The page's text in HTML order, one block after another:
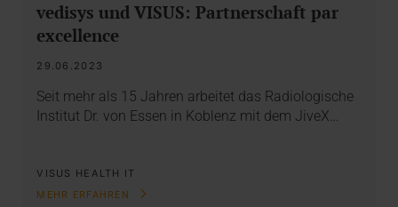
vedisys und VISUS: Partnerschaft par
excellence
29.06.2023
Seit mehr als 15 Jahren arbeitet das Radiologische
Institut Dr. von Essen in Koblenz mit dem JiveX…
VISUS HEALTH IT
MEHR ERFAHREN